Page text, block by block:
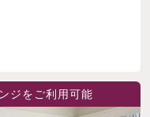
ジをご利用可能